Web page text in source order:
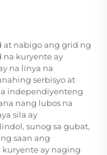
nabigo ang grid ng
na kuryente ay
na linya na
serbisyo at
independiyenteng
nang lubos na
sila ay
sunog sa gubat,
saan ang
ay naging